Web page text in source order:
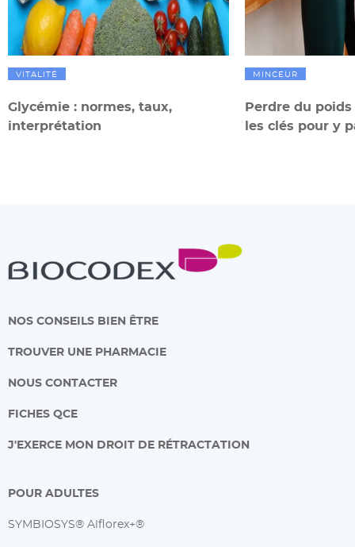
VITALITÉ
Glycémie : normes, taux,
interprétation
MINCEUR
Perdre du
les clés pour y
NOS CONSEILS BIEN ÊTRE
TROUVER UNE PHARMACIE
NOUS CONTACTER
FICHES QCE
J'EXERCE MON DROIT DE RÉTRACTATION
POUR ADULTES
SYMBIOSYS® Alflorex+®